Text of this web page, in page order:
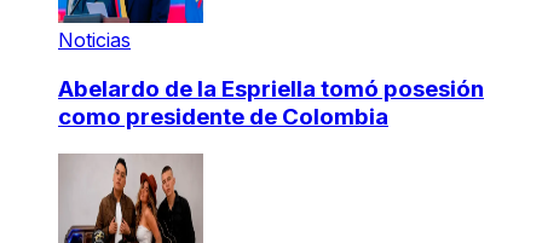
Noticias
Abelardo de la Espriella tomó posesión
como presidente de Colombia